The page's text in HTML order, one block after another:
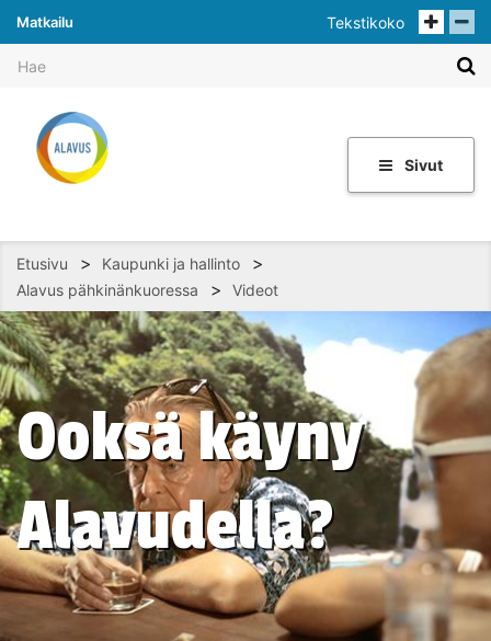
Matkailu Tekstikoko
Sivut
Etusivu > Kaupunki ja hallinto >
Alavus pähkinänkuoressa > Videot
Ooksä käyny
Alavudella?